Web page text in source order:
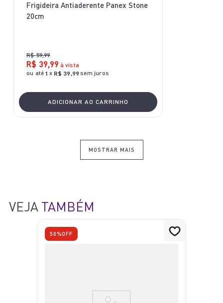
Frigideira Antiaderente Panex Stone
20cm
R$ 59,99
R$ 39,99 à vista
ou até 1 x R$ 39,99sem juros
ADICIONAR AO CARRINHO
MOSTRAR MAIS
VEJA TAMBÉM
50%OFF